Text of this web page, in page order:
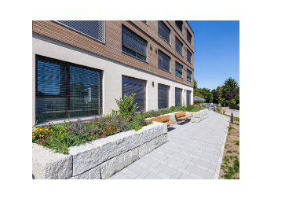
Sanierung &
Erweiterung MZH,
Fluorn-Winzeln